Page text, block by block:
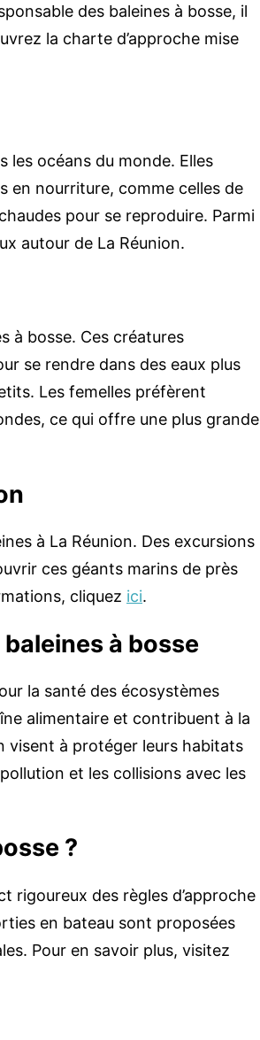
des baleines à bosse, il
la charte d’approche mise
les océans du monde. Elles
en nourriture, comme celles de
pour se reproduire. Parmi
autour de La Réunion.
à bosse. Ces créatures
se rendre dans des eaux plus
Les femelles préfèrent
ce qui offre une plus grande
à La Réunion. Des excursions
ces géants marins de près
cliquez ici.
à bosse
la santé des écosystèmes
alimentaire et contribuent à la
visent à protéger leurs habitats
et les collisions avec les
?
rigoureux des règles d’approche
en bateau sont proposées
Pour en savoir plus, visitez